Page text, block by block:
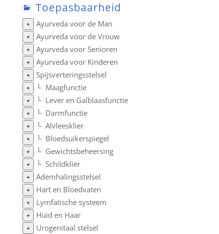
Toepasbaarheid
+ Ayurveda voor de Man
+ Ayurveda voor de Vrouw
+ Ayurveda voor Senioren
+ Ayurveda voor Kinderen
+ Spijsverteringsstelsel
+ └ Maagfunctie
+ └ Lever en Galblaasfunctie
+ └ Darmfunctie
+ └ Alvleesklier
+ └ Bloedsuikerspiegel
+ └ Gewichtsbeheersing
+ └ Schildklier
+ Ademhalingsstelsel
+ Hart en Bloedvaten
+ Lymfatische systeem
+ Huid en Haar
+ Urogenitaal stelsel